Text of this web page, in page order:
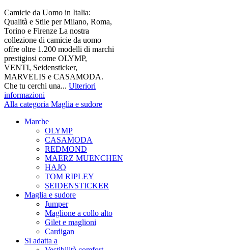
Camicie da Uomo in Italia:
Qualità e Stile per Milano, Roma,
Torino e Firenze La nostra
collezione di camicie da uomo
offre oltre 1.200 modelli di marchi
prestigiosi come OLYMP,
VENTI, Seidensticker,
MARVELIS e CASAMODA.
Che tu cerchi una... Ulteriori
informazioni
Alla categoria Maglia e sudore
Marche
OLYMP
CASAMODA
REDMOND
MAERZ MUENCHEN
HAJO
TOM RIPLEY
SEIDENSTICKER
Maglia e sudore
Jumper
Maglione a collo alto
Gilet e maglioni
Cardigan
Si adatta a